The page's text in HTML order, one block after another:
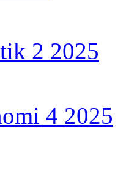
2 2025
4 2025